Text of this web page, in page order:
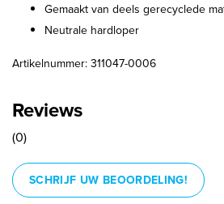
Gemaakt van deels gerecyclede
Neutrale hardloper
Artikelnummer: 311047-0006
Reviews
(0)
SCHRIJF UW BEOORDELING!